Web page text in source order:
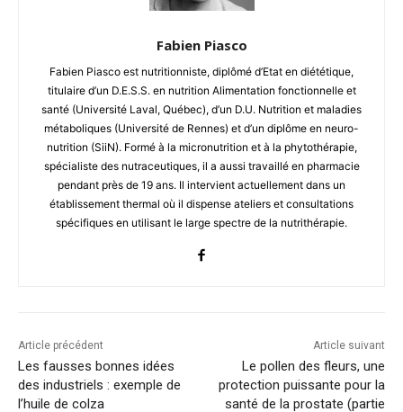
Fabien Piasco
Fabien Piasco est nutritionniste, diplômé d’Etat en diététique,
titulaire d’un D.E.S.S. en nutrition Alimentation fonctionnelle et
santé (Université Laval, Québec), d’un D.U. Nutrition et maladies
métaboliques (Université de Rennes) et d’un diplôme en neuro-
nutrition (SiiN). Formé à la micronutrition et à la phytothérapie,
spécialiste des nutraceutiques, il a aussi travaillé en pharmacie
pendant près de 19 ans. Il intervient actuellement dans un
établissement thermal où il dispense ateliers et consultations
spécifiques en utilisant le large spectre de la nutrithérapie.
Article précédent
Les fausses bonnes idées
des industriels : exemple de
l’huile de colza
Article suivant
Le pollen des fleurs, une
protection puissante pour la
santé de la prostate (partie